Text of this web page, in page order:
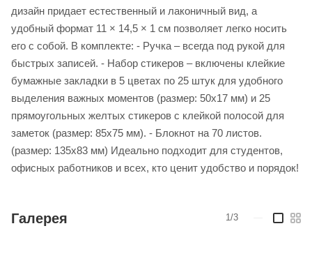
дизайн придает естественный и лаконичный вид, а
удобный формат 11 × 14,5 × 1 см позволяет легко носить
его с собой. В комплекте: - Ручка – всегда под рукой для
быстрых записей. - Набор стикеров – включены клейкие
бумажные закладки в 5 цветах по 25 штук для удобного
выделения важных моментов (размер: 50х17 мм) и 25
прямоугольных желтых стикеров с клейкой полосой для
заметок (размер: 85х75 мм). - Блокнот на 70 листов.
(размер: 135х83 мм) Идеально подходит для студентов,
офисных работников и всех, кто ценит удобство и порядок!
Галерея 1/3